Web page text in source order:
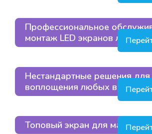
Профессиональное
монтаж LED экранов любой
Нестандартные решения для
воплощения любых ваших
Топовый экран для магазина